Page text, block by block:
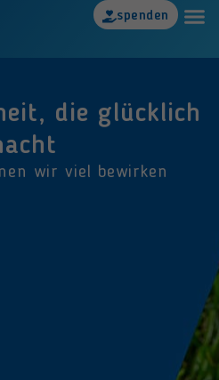
spenden
die glücklich
wir viel bewirken